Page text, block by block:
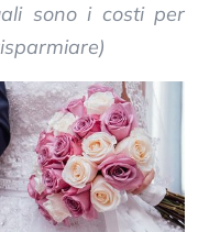
sono i costi per